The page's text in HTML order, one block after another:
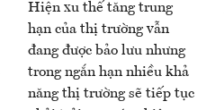
Hiện xu thế tăng trung
hạn của thị trường vẫn
đang được bảo lưu nhưng
trong ngắn hạn nhiều khả
năng thị trường sẽ tiếp tục